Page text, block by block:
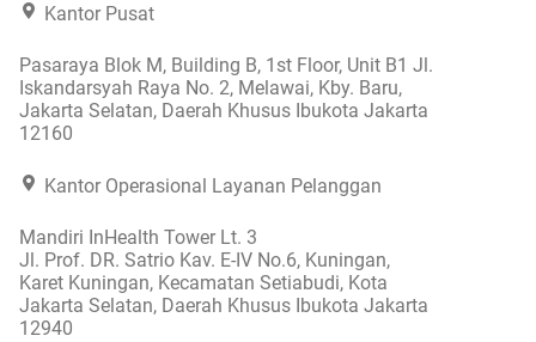
Kantor Pusat
Pasaraya Blok M, Building B, 1st Floor, Unit B1 Jl.
Iskandarsyah Raya No. 2, Melawai, Kby. Baru,
Jakarta Selatan, Daerah Khusus Ibukota Jakarta
12160
Kantor Operasional Layanan Pelanggan
Mandiri InHealth Tower Lt. 3
Jl. Prof. DR. Satrio Kav. E-IV No.6, Kuningan,
Karet Kuningan, Kecamatan Setiabudi, Kota
Jakarta Selatan, Daerah Khusus Ibukota Jakarta
12940